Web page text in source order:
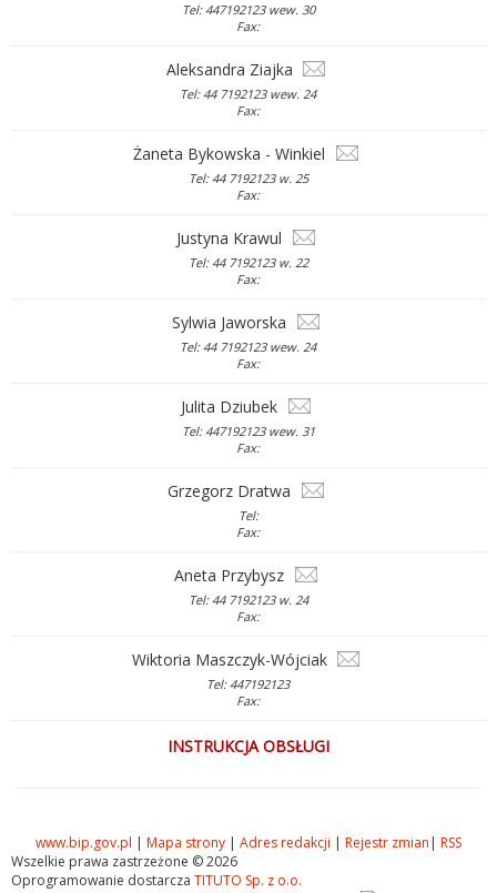
Tel: 447192123 wew. 30
Fax:
Aleksandra Ziajka
Tel: 44 7192123 wew. 24
Fax:
Żaneta Bykowska - Winkiel
Tel: 44 7192123 w. 25
Fax:
Justyna Krawul
Tel: 44 7192123 w. 22
Fax:
Sylwia Jaworska
Tel: 44 7192123 wew. 24
Fax:
Julita Dziubek
Tel: 447192123 wew. 31
Fax:
Grzegorz Dratwa
Tel:
Fax:
Aneta Przybysz
Tel: 44 7192123 w. 24
Fax:
Wiktoria Maszczyk-Wójciak
Tel: 447192123
Fax:
INSTRUKCJA OBSŁUGI
www.bip.gov.pl | Mapa strony | Adres redakcji | Rejestr zmian | RSS
Wszelkie prawa zastrzeżone © 2026
Oprogramowanie dostarcza TITUTO Sp. z o.o.